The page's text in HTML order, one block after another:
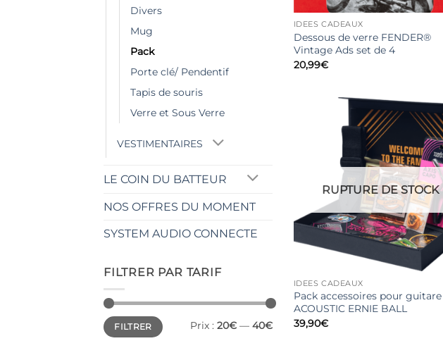
Divers
Mug
Pack
Porte clé/ Pendentif
Tapis de souris
Verre et Sous Verre
VESTIMENTAIRES
LE COIN DU BATTEUR
NOS OFFRES DU MOMENT
SYSTEM AUDIO CONNECTE
FILTRER PAR TARIF
Prix
min
Prix
maxFILTRER Prix : 20€ — 40€
IDEES CADEAUX
Dessous de verre FENDER®
Vintage Ads set de 4
20,99€
RUPTURE DE STOCK
IDEES CADEAUX
Pack accessoires pour guitare
ACOUSTIC ERNIE BALL
39,90€